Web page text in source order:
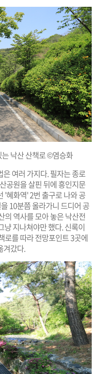
낙산 산책로 ©염승화
여러 가지다. 필자는 종로
공원을 살핀 뒤에 흥인지문
'혜화역' 2번 출구로 나와 공
10분쯤 올라가니 드디어 공
의 역사를 모아 놓은 낙산전
냥 지나쳐야만 했다. 신록이
로를 따라 전망포인트 3곳에
겨갔다.